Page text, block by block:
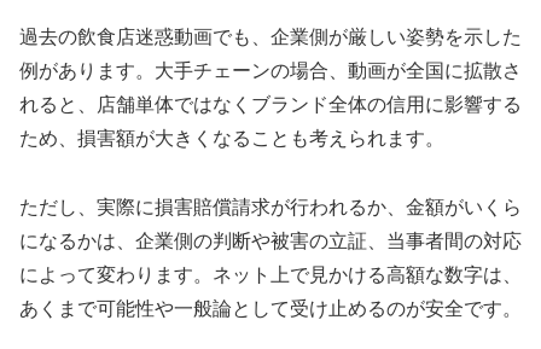
過去の飲食店迷惑動画でも、企業側が厳しい姿勢を示した
例があります。大手チェーンの場合、動画が全国に拡散さ
れると、店舗単体ではなくブランド全体の信用に影響する
ため、損害額が大きくなることも考えられます。
ただし、実際に損害賠償請求が行われるか、金額がいくら
になるかは、企業側の判断や被害の立証、当事者間の対応
によって変わります。ネット上で見かける高額な数字は、
あくまで可能性や一般論として受け止めるのが安全です。